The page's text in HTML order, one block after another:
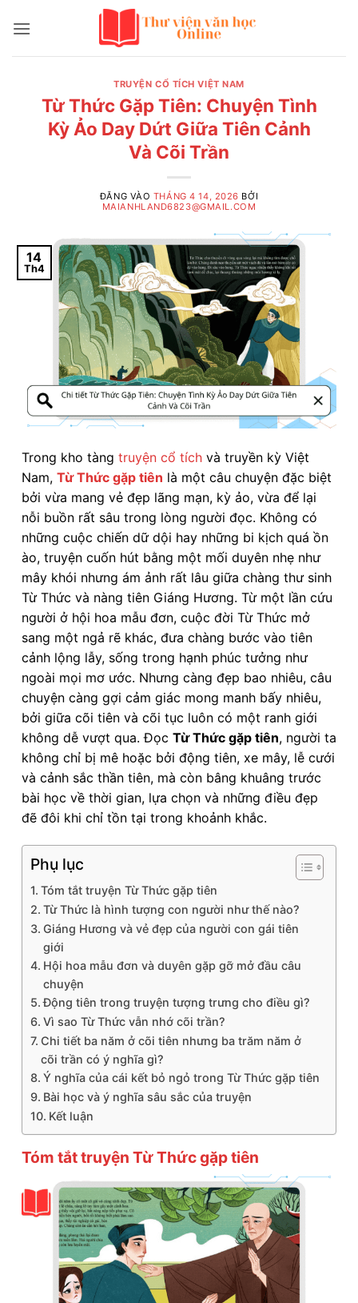
qua
TRUYỆN CỔ TÍCH VIỆT NAM
Từ Thức Gặp Tiên: Chuyện Tình
Kỳ Ảo Day Dứt Giữa Tiên Cảnh
Và Cõi Trần
ĐĂNG VÀO THÁNG 4 14, 2026 BỞI
MAIANHLAND6823@GMAIL.COM
14
Th4
Trong kho tàng truyện cổ tích và truyền kỳ Việt
Nam, Từ Thức gặp tiên là một câu chuyện đặc biệt
bởi vừa mang vẻ đẹp lãng mạn, kỳ ảo, vừa để lại
nỗi buồn rất sâu trong lòng người đọc. Không có
những cuộc chiến dữ dội hay những bi kịch quá ồn
ào, truyện cuốn hút bằng một mối duyên nhẹ như
mây khói nhưng ám ảnh rất lâu giữa chàng thư sinh
Từ Thức và nàng tiên Giáng Hương. Từ một lần cứu
người ở hội hoa mẫu đơn, cuộc đời Từ Thức mở
sang một ngả rẽ khác, đưa chàng bước vào tiên
cảnh lộng lẫy, sống trong hạnh phúc tưởng như
ngoài mọi mơ ước. Nhưng càng đẹp bao nhiêu, câu
chuyện càng gợi cảm giác mong manh bấy nhiêu,
bởi giữa cõi tiên và cõi tục luôn có một ranh giới
không dễ vượt qua. Đọc Từ Thức gặp tiên, người ta
không chỉ bị mê hoặc bởi động tiên, xe mây, lễ cưới
và cảnh sắc thần tiên, mà còn bâng khuâng trước
bài học về thời gian, lựa chọn và những điều đẹp
đẽ đôi khi chỉ tồn tại trong khoảnh khắc.
Phụ lục
Tóm tắt truyện Từ Thức gặp tiên
Từ Thức là hình tượng con người như thế nào?
Giáng Hương và vẻ đẹp của người con gái tiên
giới
Hội hoa mẫu đơn và duyên gặp gỡ mở đầu câu
chuyện
Động tiên trong truyện tượng trưng cho điều gì?
Vì sao Từ Thức vẫn nhớ cõi trần?
Chi tiết ba năm ở cõi tiên nhưng ba trăm năm ở
cõi trần có ý nghĩa gì?
Ý nghĩa của cái kết bỏ ngỏ trong Từ Thức gặp tiên
Bài học và ý nghĩa sâu sắc của truyện
Kết luận
Tóm tắt truyện Từ Thức gặp tiên